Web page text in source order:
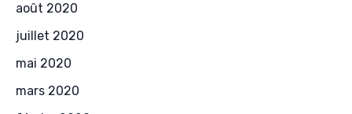
août 2020
juillet 2020
mai 2020
mars 2020